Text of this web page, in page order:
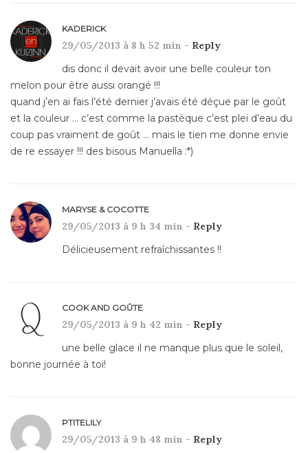
KADERICK
29/05/2013 à 8 h 52 min - Reply
dis donc il devait avoir une belle couleur ton
melon pour être aussi orangé !!!
quand j’en ai fais l’été dernier j’avais été déçue par le goût
et la couleur … c’est comme la pastèque c’est plei d’eau du
coup pas vraiment de goût … mais le tien me donne envie
de re essayer !!! des bisous Manuella :*)
MARYSE & COCOTTE
29/05/2013 à 9 h 34 min - Reply
Délicieusement refraîchissantes !!
COOK AND GOÛTE
29/05/2013 à 9 h 42 min - Reply
une belle glace il ne manque plus que le soleil,
bonne journée à toi!
PTITELILY
29/05/2013 à 9 h 48 min - Reply